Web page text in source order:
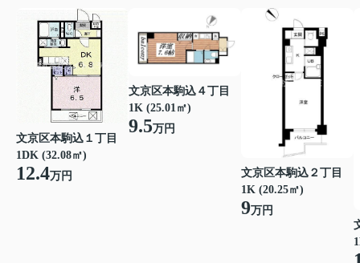
文京区本駒込１丁目
1DK (32.08㎡)
12.4万円
文京区本駒込４丁目
1K (25.01㎡)
9.5万円
文京区本駒込２丁目
1K (20.25㎡)
9万円